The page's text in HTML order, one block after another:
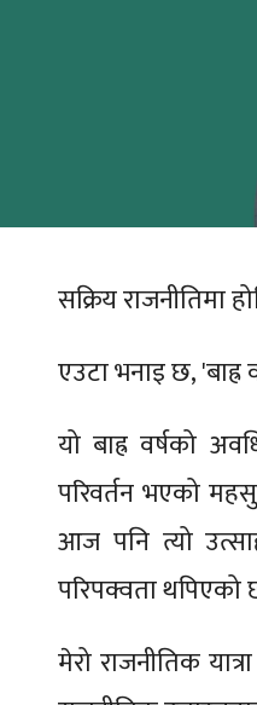
सक्रिय राजनीतिमा
एउटा भनाइ छ, 'बाह्र
यो बाह्र वर्षको
परिवर्तन भएको
आज पनि त्यो
परिपक्वता थपिएको
मेरो राजनीतिक